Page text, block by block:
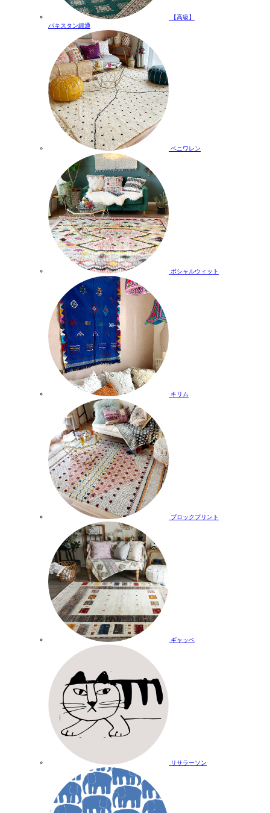
【高級】
パキスタン緞通
ベニワレン
ボシャルウィット
キリム
ブロックプリント
ギャッベ
リサラーソン